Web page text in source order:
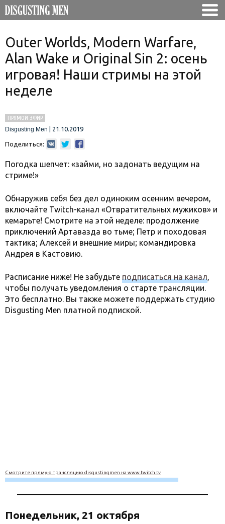
Outer Worlds, Modern Warfare,
Alan Wake и Original Sin 2: осень
игровая! Наши стримы на этой
неделе
ПРЯМОЙ ЭФИР
Disgusting Men
21.10.2019
Поделиться:
Погодка шепчет: «займи, но задонать ведущим на
стриме!»
Обнаружив себя без дел одиноким осенним вечером,
включайте Twitch-канал «Отвратительных мужиков» и
кемарьте! Смотрите на этой неделе: продолжение
приключений Артавазда во тьме; Петр и походовая
тактика; Алексей и внешние миры; командировка
Андрея в Кастовию.
Расписание ниже! Не забудьте подписаться на канал,
чтобы получать уведомления о старте трансляции.
Это бесплатно. Вы также можете поддержать студию
Disgusting Men платной подпиской.
Смотрите прямую трансляцию disgustingmen на www.twitch.tv
Понедельник, 21 октября